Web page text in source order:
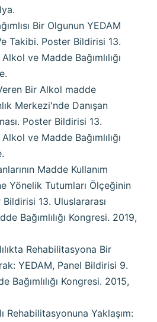
Bir Olgunun YEDAM
Takibi. Poster Bildirisi 13.
Alkol ve Madde Bağımlılığı
Bir Alkol madde
Merkezi'nde Danışan
Poster Bildirisi 13.
Alkol ve Madde Bağımlılığı
Madde Kullanım
Yönelik Tutumları Ölçeğinin
13. Uluslararası
Bağımlılığı Kongresi. 2019,
Rehabilitasyona Bir
YEDAM, Panel Bildirisi 9.
Bağımlılığı Kongresi. 2015,
Rehabilitasyonuna Yaklaşım: